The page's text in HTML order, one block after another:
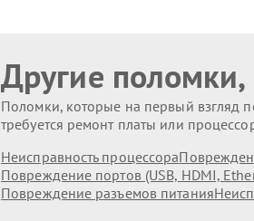
Другие
Поломки, которые на первый взгляд
требуется ремонт платы или
Неисправность процессора
Повреждение портов (USB, HDMI,
Повреждение разъемов питания